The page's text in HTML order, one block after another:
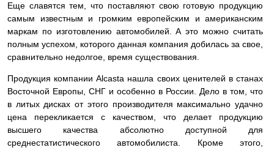
Еще славятся тем, что поставляют свою готовую продукцию
самым известным и громким европейским и американским
маркам по изготовлению автомобилей. А это можно считать
полным успехом, которого данная компания добилась за свое,
сравнительно недолгое, время существования.
Продукция компании Alcasta нашла своих ценителей в станах
Восточной Европы, СНГ и особенно в России. Дело в том, что
в литых дисках от этого производителя максимально удачно
цена перекликается с качеством, что делает продукцию
высшего качества абсолютно доступной для
среднестатистического автомобилиста. Кроме этого,